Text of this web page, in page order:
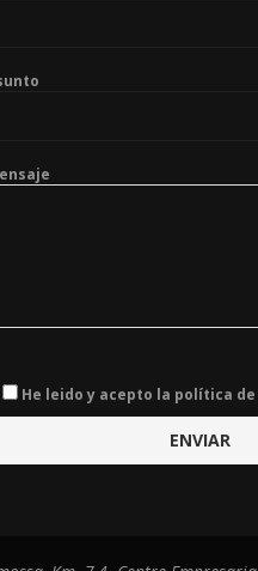
He leido y acepto la política